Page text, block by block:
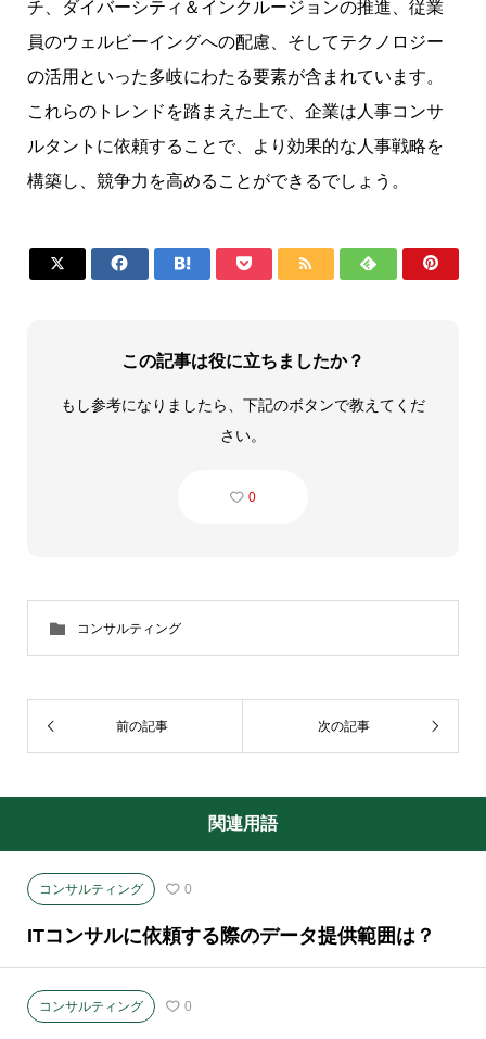
チ、ダイバーシティ＆インクルージョンの推進、従業
員のウェルビーイングへの配慮、そしてテクノロジー
の活用といった多岐にわたる要素が含まれています。
これらのトレンドを踏まえた上で、企業は人事コンサ
ルタントに依頼することで、より効果的な人事戦略を
構築し、競争力を高めることができるでしょう。
      
この記事は役に立ちましたか？
もし参考になりましたら、下記のボタンで教えてくだ
さい。
0
コンサルティング
前の記事 次の記事
関連用語
コンサルティング 0
ITコンサルに依頼する際のデータ提供範囲は？
コンサルティング 0